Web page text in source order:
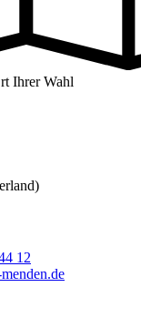
Ihrer Wahl
12